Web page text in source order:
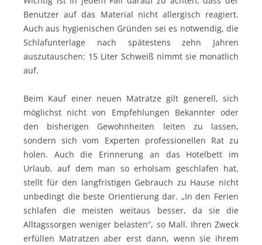
Benutzer auf das Material nicht allergisch reagiert.
Auch aus hygienischen Gründen sei es notwendig, die
Schlafunterlage nach spätestens zehn Jahren
auszutauschen: 15 Liter Schweiß nimmt sie monatlich
auf.
Beim Kauf einer neuen Matratze gilt generell, sich
möglichst nicht von Empfehlungen Bekannter oder
den bisherigen Gewohnheiten leiten zu lassen,
sondern sich vom Experten professionellen Rat zu
holen. Auch die Erinnerung an das Hotelbett im
Urlaub, auf dem man so erholsam geschlafen hat,
stellt für den langfristigen Gebrauch zu Hause nicht
unbedingt die beste Orientierung dar. „In den Ferien
schlafen die meisten weitaus besser, da sie die
Alltagssorgen weniger belasten“, so Mall. Ihren Zweck
erfüllen Matratzen aber erst dann, wenn sie ihrem